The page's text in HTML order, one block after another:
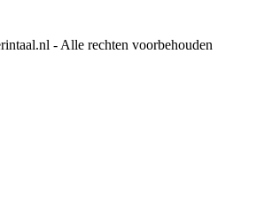
- Alle rechten voorbehouden